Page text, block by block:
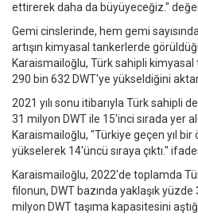
ettirerek daha da büyüyeceğiz."
Gemi cinslerinde, hem gemi
artışın kimyasal tankerlerde
Karaismailoğlu, Türk sahipli
290 bin 632 DWT'ye yükseldiğini
2021 yılı sonu itibarıyla Türk sahipli
31 milyon DWT ile 15'inci sırada yer
Karaismailoğlu, "Türkiye geçen yıl bir
yükselerek 14'üncü sıraya çıktı."
Karaismailoğlu, 2022'de toplamda
filonun, DWT bazında yaklaşık
milyon DWT taşıma kapasitesini